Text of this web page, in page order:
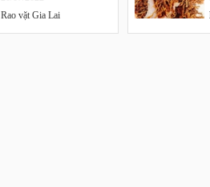
Rao vặt Gia Lai